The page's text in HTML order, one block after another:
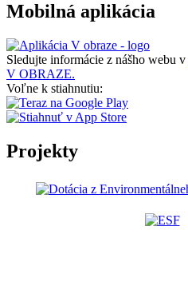
Mobilná aplikácia
Sledujte informácie z nášho webu v
V OBRAZE.
Voľne k stiahnutiu:
Projekty